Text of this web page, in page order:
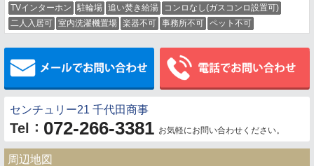
TVインターホン
駐輪場 追い焚き給湯
コンロなし(ガスコンロ設置可)
二人入居可 室内洗濯機置場 楽器不可 事務所不可 ペット不可
メールでお問い合わせ
センチュリー21 千代田商事
Tel ： 072-266-3381 お気軽にお問い合わせください。
周辺地図